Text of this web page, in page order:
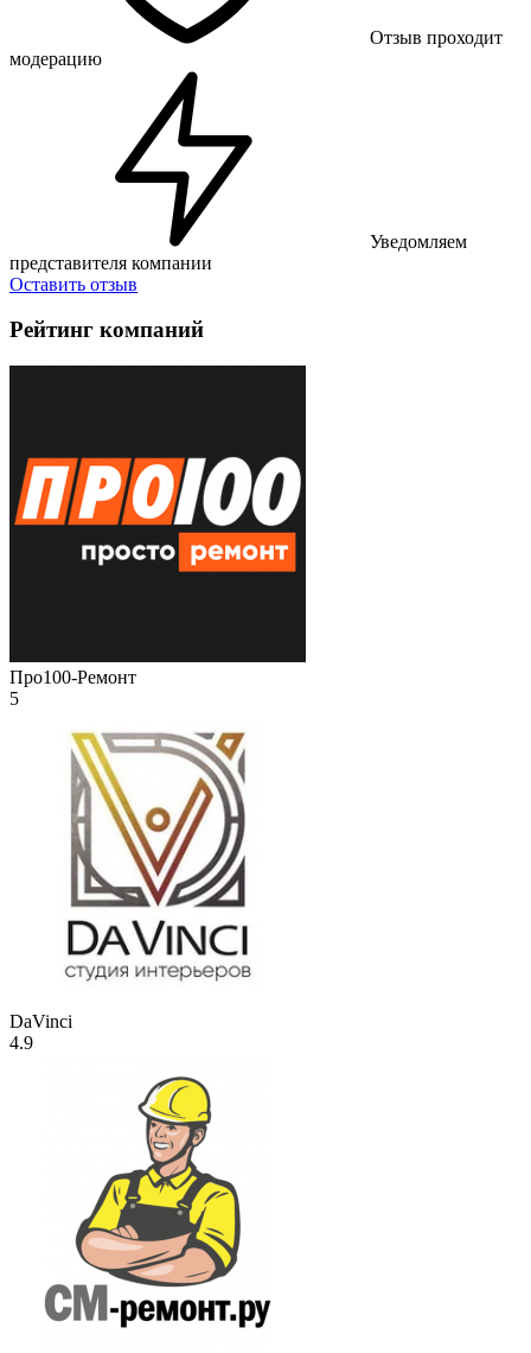
Отзыв проходит
модерацию
Уведомляем
представителя компании
Оставить отзыв
Рейтинг компаний
Про100-Ремонт
5
DaVinci
4.9